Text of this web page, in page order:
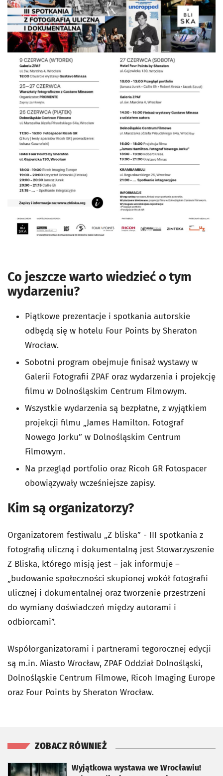
Co jeszcze warto wiedzieć o tym
wydarzeniu?
Piątkowe prezentacje i spotkania autorskie
odbędą się w hotelu Four Points by Sheraton
Wrocław.
Sobotni program obejmuje finisaż wystawy w
Galerii Fotografii ZPAF oraz wydarzenia i projekcję
filmu w Dolnośląskim Centrum Filmowym.
Wszystkie wydarzenia są bezpłatne, z wyjątkiem
projekcji filmu „James Hamilton. Fotograf
Nowego Jorku” w Dolnośląskim Centrum
Filmowym.
Na przegląd portfolio oraz Ricoh GR Fotospacer
obowiązywały wcześniejsze zapisy.
Kim są organizatorzy?
Organizatorem festiwalu „Z bliska” - III spotkania z
fotografią uliczną i dokumentalną jest Stowarzyszenie
Z Bliska, którego misją jest – jak informuje –
„budowanie społeczności skupionej wokół fotografii
ulicznej i dokumentalnej oraz tworzenie przestrzeni
do wymiany doświadczeń między autorami i
odbiorcami”.
Współorganizatorami i partnerami tegorocznej edycji
są m.in. Miasto Wrocław, ZPAF Oddział Dolnośląski,
Dolnośląskie Centrum Filmowe, Ricoh Imaging Europe
oraz Four Points by Sheraton Wrocław.
ZOBACZ RÓWNIEŻ
Wyjątkowa wystawa we Wrocławiu!
otworzy się w nowej karcie